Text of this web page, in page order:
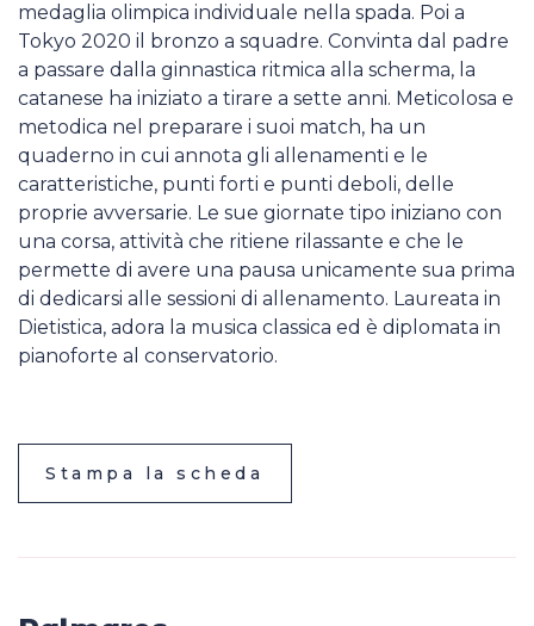
medaglia olimpica individuale nella spada. Poi a
Tokyo 2020 il bronzo a squadre. Convinta dal padre
a passare dalla ginnastica ritmica alla scherma, la
catanese ha iniziato a tirare a sette anni. Meticolosa e
metodica nel preparare i suoi match, ha un
quaderno in cui annota gli allenamenti e le
caratteristiche, punti forti e punti deboli, delle
proprie avversarie. Le sue giornate tipo iniziano con
una corsa, attività che ritiene rilassante e che le
permette di avere una pausa unicamente sua prima
di dedicarsi alle sessioni di allenamento. Laureata in
Dietistica, adora la musica classica ed è diplomata in
pianoforte al conservatorio.
Stampa la scheda